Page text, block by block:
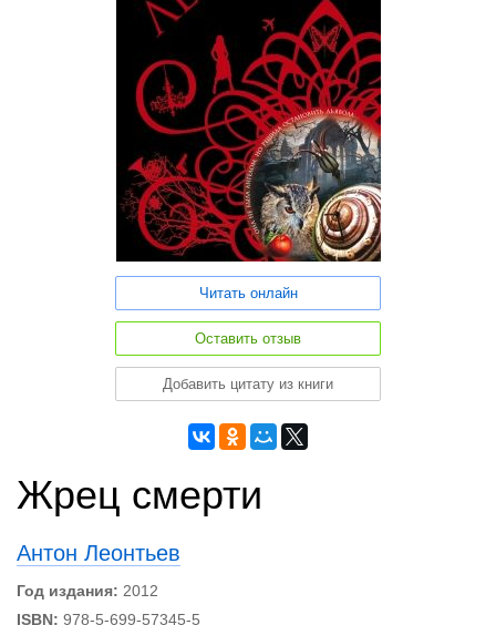
Читать онлайн
Оставить отзыв
Добавить цитату из книги
Жрец смерти
Антон Леонтьев
Год издания: 2012
ISBN: 978-5-699-57345-5